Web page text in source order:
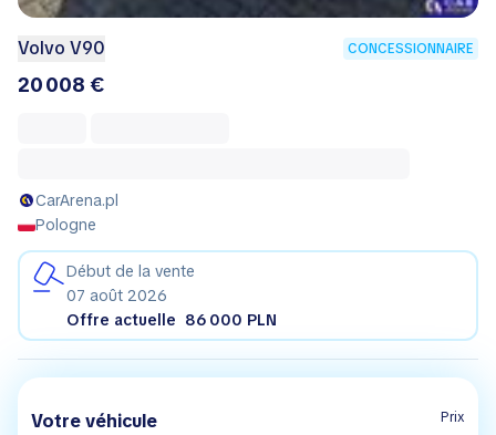
Volvo V90 CONCESSIONNAIRE
20 008 €
CarArena.pl
Pologne
Début de la vente
07 août 2026
Offre actuelle 86 000 PLN
Votre véhicule Prix